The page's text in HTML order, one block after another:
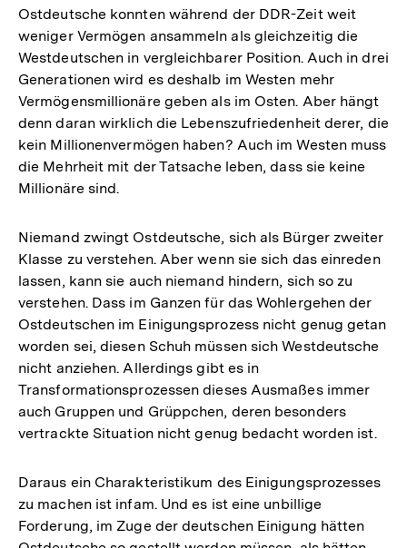
Ostdeutsche konnten während der DDR-Zeit weit
weniger Vermögen ansammeln als gleichzeitig die
Westdeutschen in vergleichbarer Position. Auch in drei
Generationen wird es deshalb im Westen mehr
Vermögensmillionäre geben als im Osten. Aber hängt
denn daran wirklich die Lebenszufriedenheit derer, die
kein Millionenvermögen haben? Auch im Westen muss
die Mehrheit mit der Tatsache leben, dass sie keine
Millionäre sind.
Niemand zwingt Ostdeutsche, sich als Bürger zweiter
Klasse zu verstehen. Aber wenn sie sich das einreden
lassen, kann sie auch niemand hindern, sich so zu
verstehen. Dass im Ganzen für das Wohlergehen der
Ostdeutschen im Einigungsprozess nicht genug getan
worden sei, diesen Schuh müssen sich Westdeutsche
nicht anziehen. Allerdings gibt es in
Transformationsprozessen dieses Ausmaßes immer
auch Gruppen und Grüppchen, deren besonders
vertrackte Situation nicht genug bedacht worden ist.
Daraus ein Charakteristikum des Einigungsprozesses
zu machen ist infam. Und es ist eine unbillige
Forderung, im Zuge der deutschen Einigung hätten